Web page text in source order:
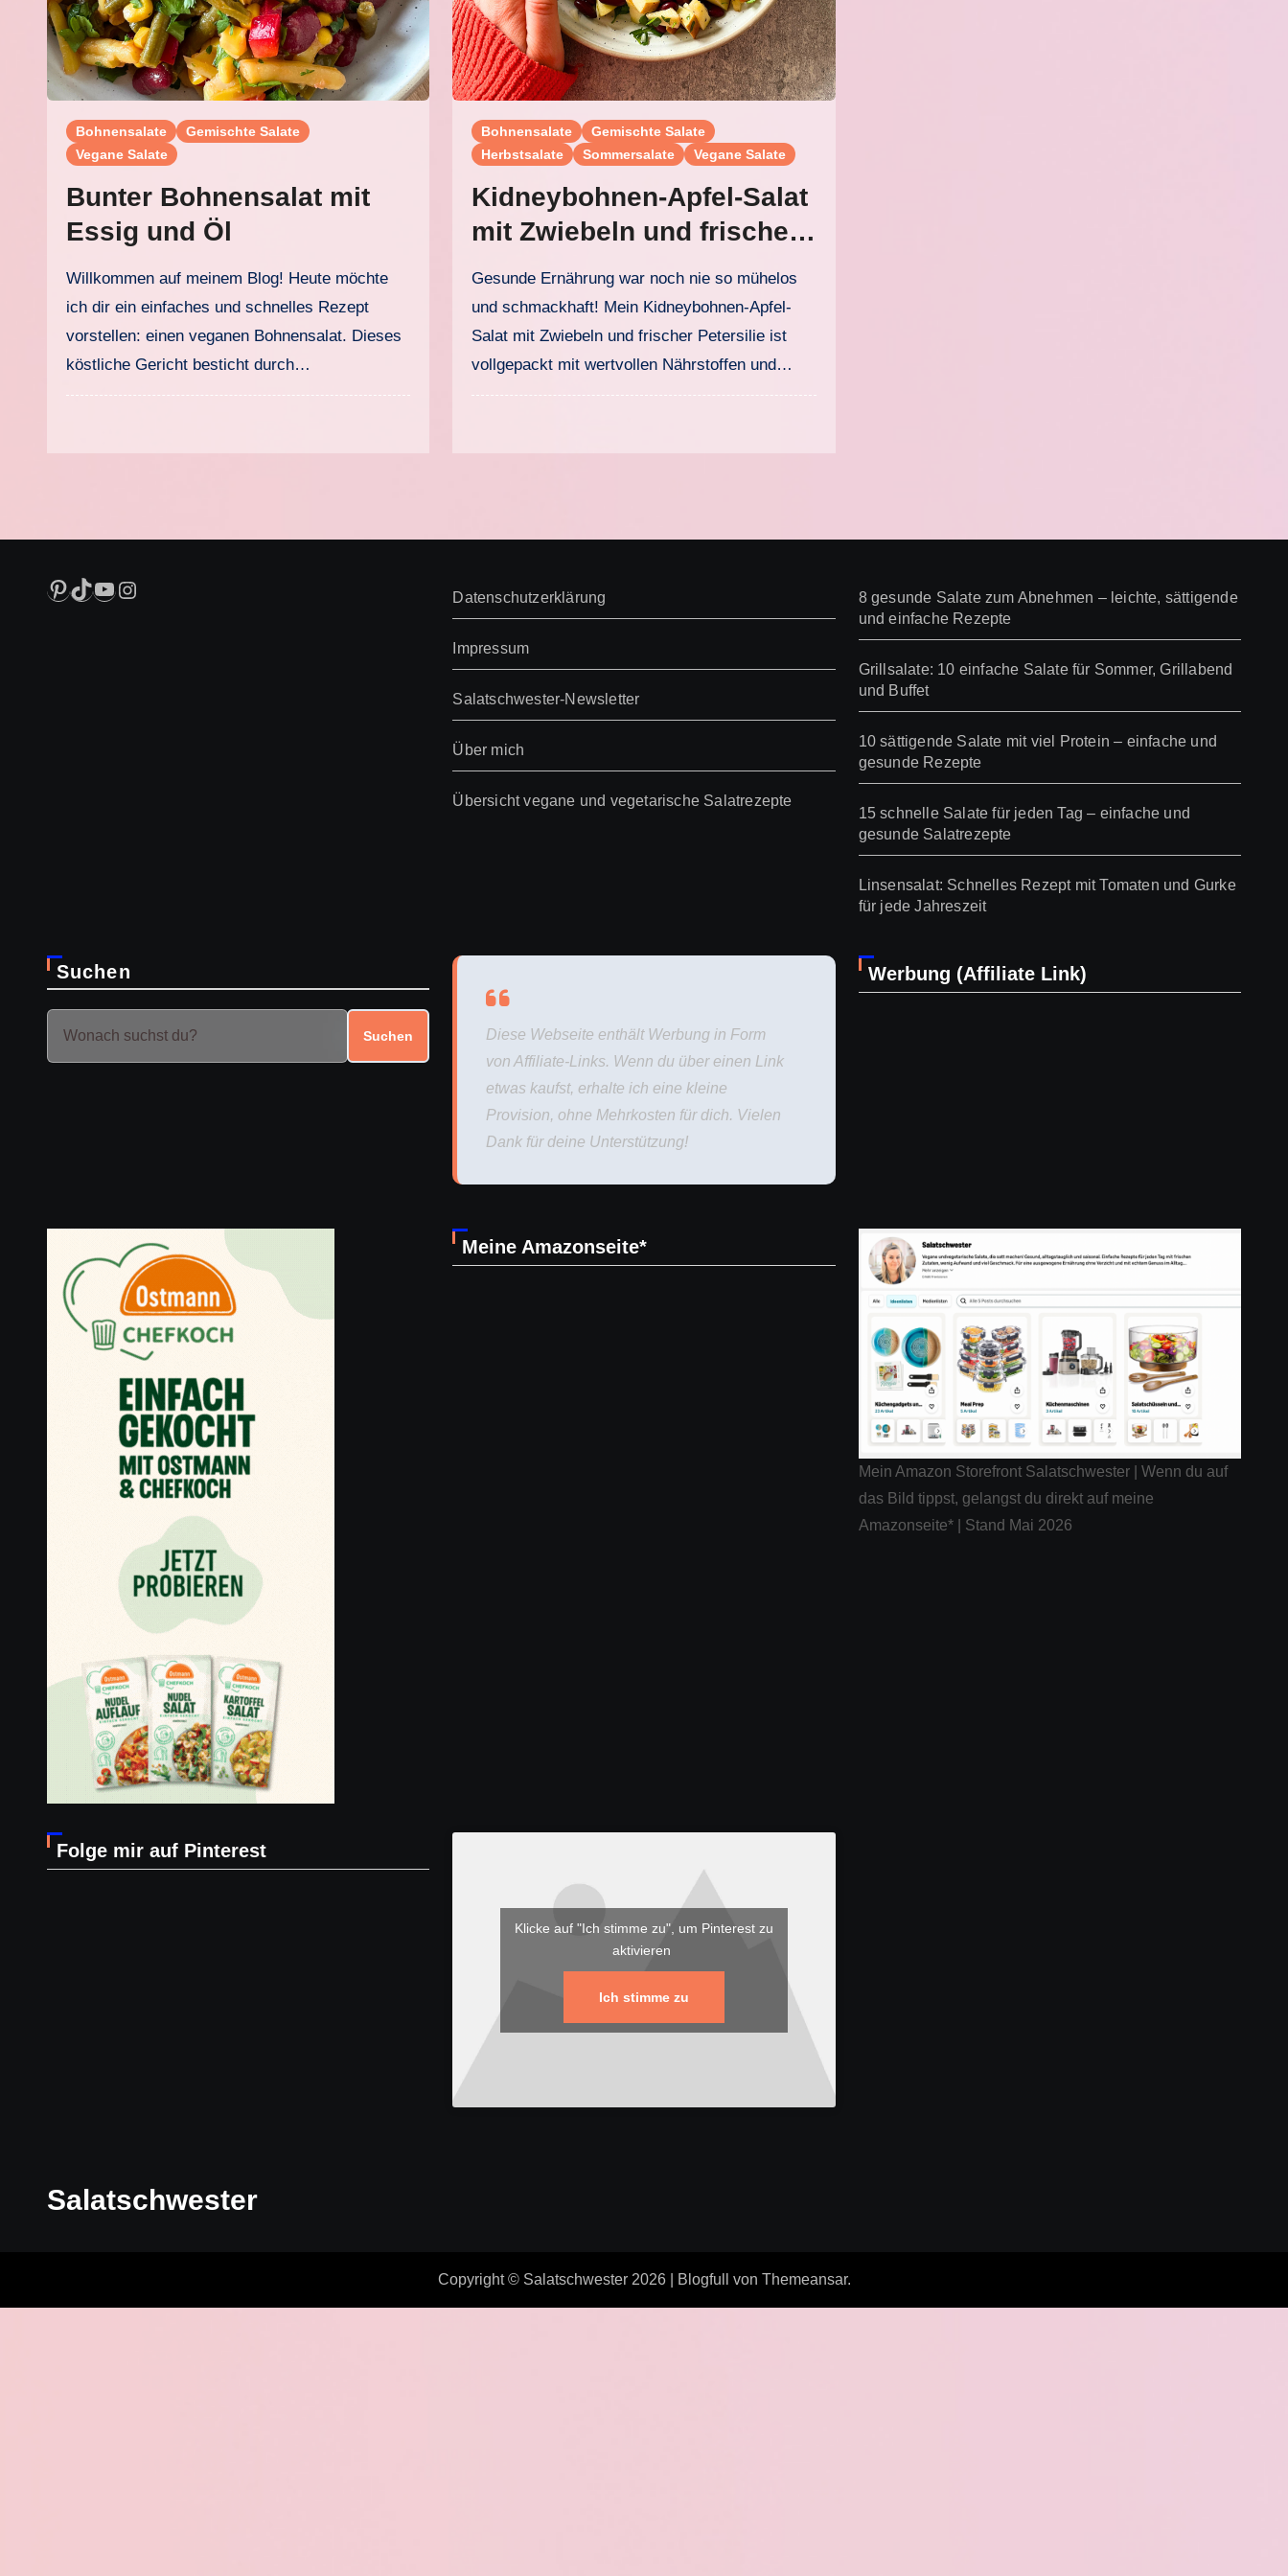
Bohnensalate
Gemischte Salate
Vegane Salate
Bunter Bohnensalat mit
Essig und Öl
Willkommen auf meinem Blog! Heute möchte
ich dir ein einfaches und schnelles Rezept
vorstellen: einen veganen Bohnensalat. Dieses
köstliche Gericht besticht durch…
Bohnensalate
Gemischte Salate
Herbstsalate
Sommersalate Vegane Salate
Kidneybohnen-Apfel-Salat
mit Zwiebeln und frischer
Petersilie
Gesunde Ernährung war noch nie so mühelos
und schmackhaft! Mein Kidneybohnen-Apfel-
Salat mit Zwiebeln und frischer Petersilie ist
vollgepackt mit wertvollen Nährstoffen und…
Pinterest
TikTok
YouTube
Instagram Datenschutzerklärung
Impressum
Salatschwester-Newsletter
Über mich
Übersicht vegane und vegetarische Salatrezepte
8 gesunde Salate zum Abnehmen – leichte, sättigende
und einfache Rezepte
Grillsalate: 10 einfache Salate für Sommer, Grillabend
und Buffet
10 sättigende Salate mit viel Protein – einfache und
gesunde Rezepte
15 schnelle Salate für jeden Tag – einfache und
gesunde Salatrezepte
Linsensalat: Schnelles Rezept mit Tomaten und Gurke
für jede Jahreszeit
Suchen
Suchen
Diese Webseite enthält Werbung in Form
von Affiliate-Links. Wenn du über einen Link
etwas kaufst, erhalte ich eine kleine
Provision, ohne Mehrkosten für dich. Vielen
Dank für deine Unterstützung!
Werbung (Affiliate Link)
Meine Amazonseite*
Mein Amazon Storefront Salatschwester | Wenn du auf
das Bild tippst, gelangst du direkt auf meine
Amazonseite* | Stand Mai 2026
Folge mir auf Pinterest
Klicke auf "Ich stimme zu", um Pinterest zu
aktivieren
Ich stimme zu
Salatschwester
Copyright © Salatschwester 2026 Blogfull von Themeansar.